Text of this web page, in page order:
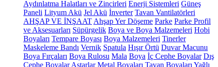
Aydınlatma Halatları ve Zincirleri Enerji Sistemleri Güneş
Paneli Lityum Akü Jel Akü İnverter Tavan Vantilatörleri
AHŞAP VE İNŞAAT Ahşap Yer Döşeme Parke Parke Profil
ve Aksesuarları Süpürgelik Boya ve Boya Malzemeleri Hobi
Boyaları Tempare Boyası Boya Malzemeleri Tinerler
Maskeleme Bandı Vernik Spatula Hışır Örtü Duvar Macunu
Boya Fırçaları Boya Rulosu Mala Boya İç Cephe Boyalar Dış
Cephe Boyalar Astarlar Metal Boyaları Tavan Boyaları Yağlı